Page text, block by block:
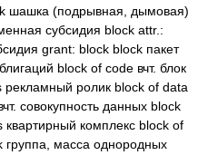
шашка (подрывная, дымовая)
субсидия block attr.:
grant: block block пакет
block of code вчт. блок
ролик block of data
совокупность данных block
квартирный комплекс block of
группа, масса однородных